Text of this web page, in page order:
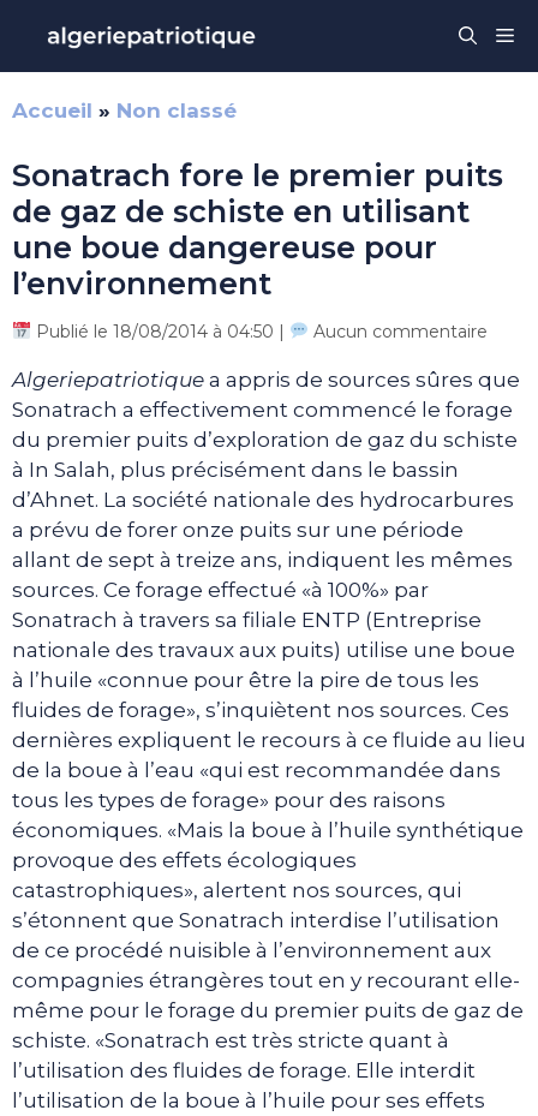
contenu
Accueil » Non classé
Sonatrach fore le premier puits
de gaz de schiste en utilisant
une boue dangereuse pour
l’environnement
Publié le 18/08/2014 à 04:50 | Aucun commentaire
Algeriepatriotique a appris de sources sûres que
Sonatrach a effectivement commencé le forage
du premier puits d’exploration de gaz du schiste
à In Salah, plus précisément dans le bassin
d’Ahnet. La société nationale des hydrocarbures
a prévu de forer onze puits sur une période
allant de sept à treize ans, indiquent les mêmes
sources. Ce forage effectué «à 100%» par
Sonatrach à travers sa filiale ENTP (Entreprise
nationale des travaux aux puits) utilise une boue
à l’huile «connue pour être la pire de tous les
fluides de forage», s’inquiètent nos sources. Ces
dernières expliquent le recours à ce fluide au lieu
de la boue à l’eau «qui est recommandée dans
tous les types de forage» pour des raisons
économiques. «Mais la boue à l’huile synthétique
provoque des effets écologiques
catastrophiques», alertent nos sources, qui
s’étonnent que Sonatrach interdise l’utilisation
de ce procédé nuisible à l’environnement aux
compagnies étrangères tout en y recourant elle-
même pour le forage du premier puits de gaz de
schiste. «Sonatrach est très stricte quant à
l’utilisation des fluides de forage. Elle interdit
l’utilisation de la boue à l’huile pour ses effets